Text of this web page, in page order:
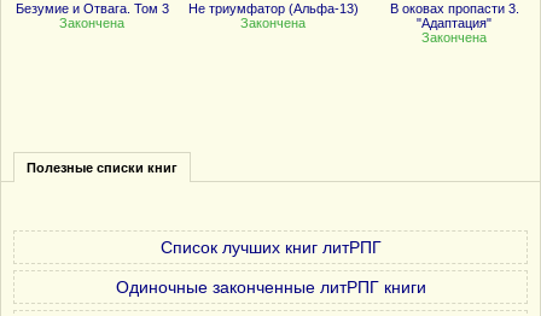
Безумие и Отвага. Том 3
Закончена
Не триумфатор (Альфа-13)
Закончена
В оковах пропасти 3.
"Адаптация"
Закончена
Полезные списки книг
Список лучших книг литРПГ
Одиночные законченные литРПГ книги